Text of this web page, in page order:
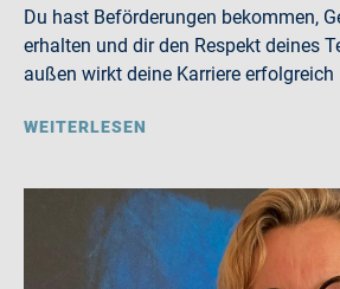
Du hast Beförderungen bekommen,
erhalten und dir den Respekt deines
außen wirkt deine Karriere
WEITERLESEN